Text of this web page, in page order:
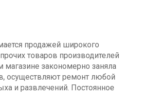
продажей широкого
товаров производителей
закономерно заняла
осуществляют ремонт любой
и развлечений. Постоянное